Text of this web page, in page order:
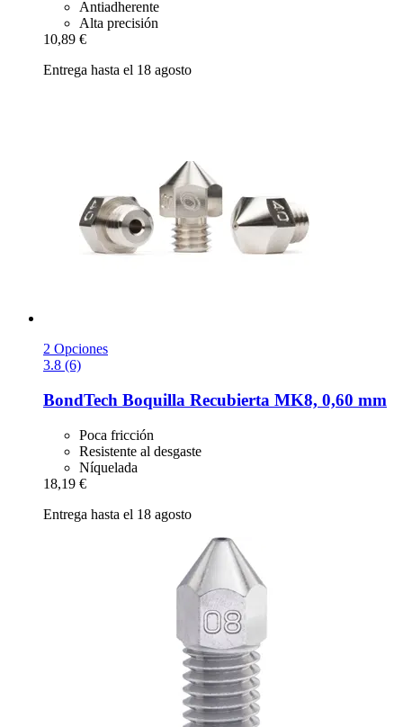
Antiadherente
Alta precisión
10,89 €
Entrega hasta el 18 agosto
2 Opciones
3.8 (6)
BondTech Boquilla Recubierta MK8, 0,60 mm
Poca fricción
Resistente al desgaste
Níquelada
18,19 €
Entrega hasta el 18 agosto